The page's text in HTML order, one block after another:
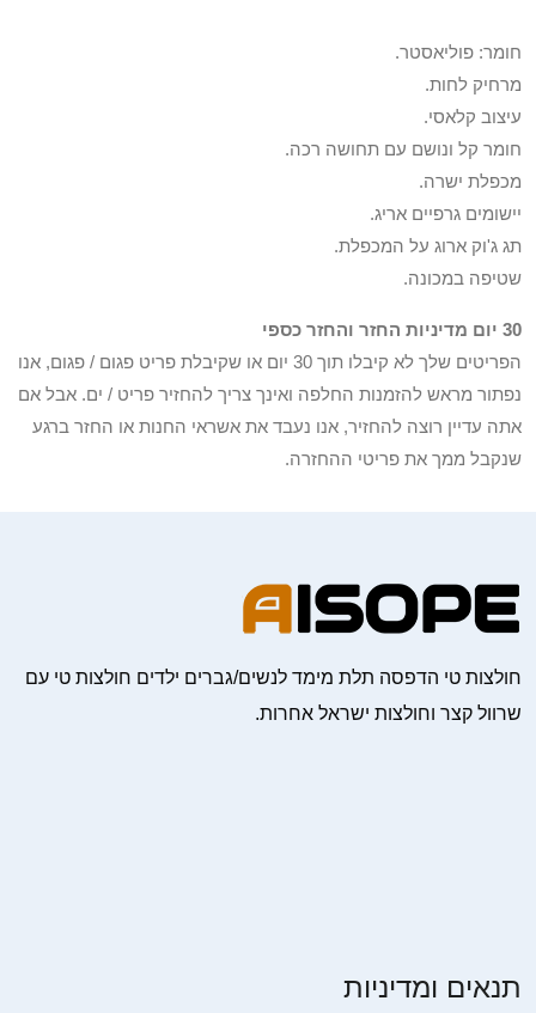
חומר: פוליאסטר.
מרחיק לחות.
עיצוב קלאסי.
חומר קל ונושם עם תחושה רכה.
מכפלת ישרה.
יישומים גרפיים אריג.
תג ג'וק ארוג על המכפלת.
שטיפה במכונה.
30 יום מדיניות החזר והחזר כספי
הפריטים שלך לא קיבלו תוך 30 יום או שקיבלת פריט פגום / פגום, אנו
נפתור מראש להזמנות החלפה ואינך צריך להחזיר פריט / ים. אבל אם
אתה עדיין רוצה להחזיר, אנו נעבד את אשראי החנות או החזר ברגע
שנקבל ממך את פריטי ההחזרה.
חולצות טי הדפסה תלת מימד לנשים/גברים ילדים חולצות טי עם
שרוול קצר וחולצות ישראל אחרות.
תנאים ומדיניות